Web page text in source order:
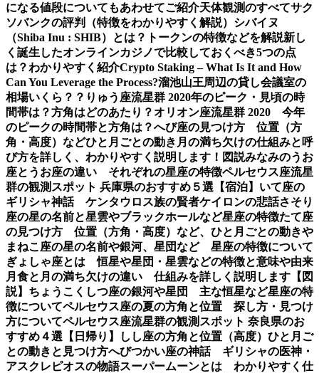
になる値段についてもあわせてご紹介天体観測のすべてサク
ソバンクの評判（特徴をわかりやすく解説） シバイヌ
（Shiba Inu : SHIB）とは？トークンの特徴などを解説新し
く誕生したオンラインカジノで比較しておくべき5つの点
は？わかりやすく紹介Crypto Staking – What Is It and How
Can You Leverage the Process?溜池山王周辺の貸し会議室の
相場いくら？？ りゅう座流星群 2020年のピーク・見頃の時
間帯は？方角はどのあたり？オリオン座流星群 2020 今年
のピークの時間帯と方角は？へび座の見つけ方 位置（方
角・高度）などひと月ごとの動き 月の満ち欠けの仕組みと呼
び方を詳しく、わかりやすく説明します！図説みなみのうお
座とうお座の違い それぞれの星座の特徴ペルセウス座流星
群の観測スポット 兵庫県のおすすめ５選【宿泊】 いて座の
ギリシャ神話 ケンタウロス族の賢者ケイロンの悲話さそり
座の星の名前と星雲やブラックホールなど星座の特徴たて座
の見つけ方 位置（方角・高度）など、ひと月ごとの動きや
まねこ座の星の名前や銀河、星団など 星座の特徴について
ぎょしゃ座とは 恒星や星団・星雲などの特徴と意味や由来
月食と月の満ち欠けの違い 仕組みを詳しく説明します【図
説】 ちょうこくしつ座の銀河や星団 主な恒星など星座の特
徴についてペルセウス座の夏の方角と位置 探し方・見つけ
方についてペルセウス座流星群の観測スポット 奈良県のお
すすめ４選【日帰り】
しし座の方角と位置（高度）ひと月ご
との動きと見つけ方へびつかい座の神話 ギリシャの医神・
アスクレピオスの物語スーパームーンとは わかりやすく仕